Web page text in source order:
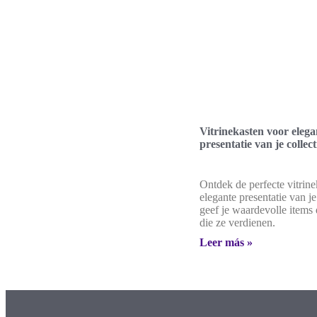
Vitrinekasten voor
presentatie van je
Ontdek de perfecte
elegante presentatie van
geef je waardevolle items
die ze verdienen.
Leer más »